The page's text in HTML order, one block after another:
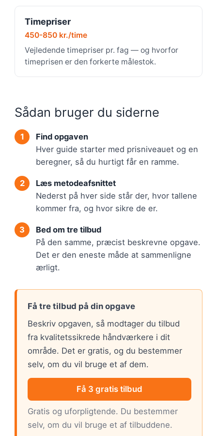
Timepriser
450-850 kr./time
Vejledende timepriser pr. fag — og hvorfor
timeprisen er den forkerte målestok.
Sådan bruger du siderne
Find opgaven
Hver guide starter med prisniveauet og en
beregner, så du hurtigt får en ramme.
Læs metodeafsnittet
Nederst på hver side står der, hvor tallene
kommer fra, og hvor sikre de er.
Bed om tre tilbud
På den samme, præcist beskrevne opgave.
Det er den eneste måde at sammenligne
ærligt.
Få tre tilbud på din opgave
Beskriv opgaven, så modtager du tilbud
fra kvalitetssikrede håndværkere i dit
område. Det er gratis, og du bestemmer
selv, om du vil bruge et af dem.
Få 3 gratis tilbud
Gratis og uforpligtende. Du bestemmer
selv, om du vil bruge et af tilbuddene.